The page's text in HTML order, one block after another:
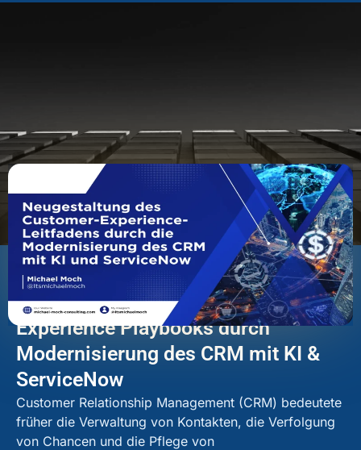
🕒 8 Minuten
Neufassung des Customer
Experience Playbooks durch
Modernisierung des CRM mit KI &
ServiceNow
Customer Relationship Management (CRM) bedeutete
früher die Verwaltung von Kontakten, die Verfolgung
von Chancen und die Pflege von